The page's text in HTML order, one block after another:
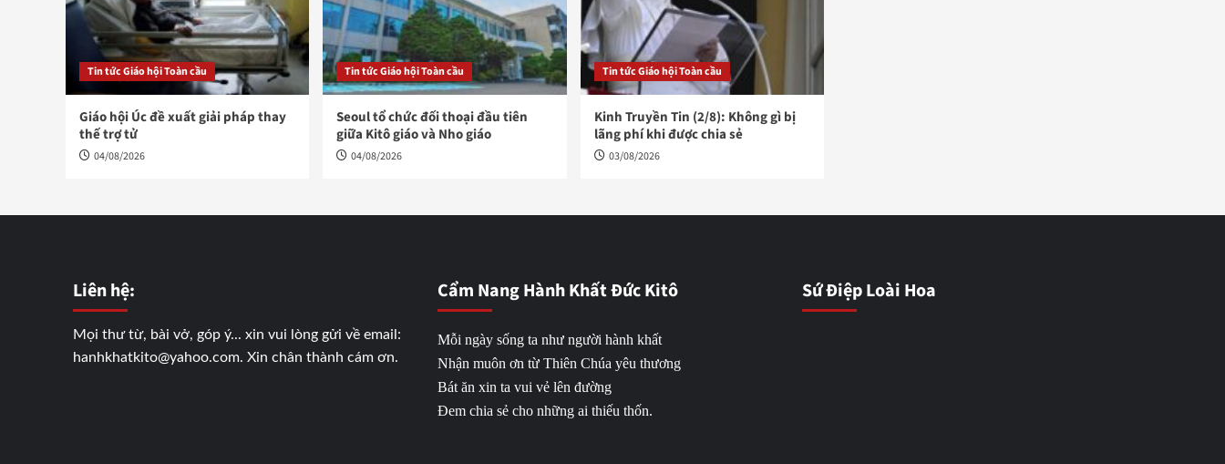
Tin tức Giáo hội Toàn cầu
Giáo hội Úc đề xuất giải pháp thay
thế trợ tử
04/08/2026
Tin tức Giáo hội Toàn cầu
Seoul tổ chức đối thoại đầu tiên
giữa Kitô giáo và Nho giáo
04/08/2026
Tin tức Giáo hội Toàn cầu
Kinh Truyền Tin (2/8): Không gì bị
lãng phí khi được chia sẻ
03/08/2026
Liên hệ:
Mọi thư từ, bài vở, góp ý... xin vui lòng gửi về email:
hanhkhatkito@yahoo.com. Xin chân thành cám ơn.
Cẩm Nang Hành Khất Đức Kitô
Mỗi ngày sống ta như người hành khất
Nhận muôn ơn từ Thiên Chúa yêu thương
Bát ăn xin ta vui vẻ lên đường
Đem chia sẻ cho những ai thiếu thốn.
Sứ Điệp Loài Hoa